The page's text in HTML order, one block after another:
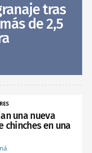
tras
de 2,5
una nueva
chinches en una